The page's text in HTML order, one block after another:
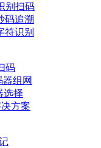
别扫码
码追溯
符识别
码
组网
选择
方案